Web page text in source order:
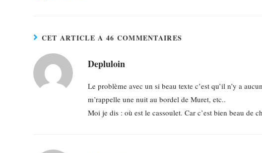
CET ARTICLE A 46 COMMENTAIRES
Depluloin
Le problème avec un si beau texte c’est qu’il n’y a
m’rappelle une nuit au bordel de Muret, etc..
Moi je dis : où est le cassoulet. Car c’est bien beau de